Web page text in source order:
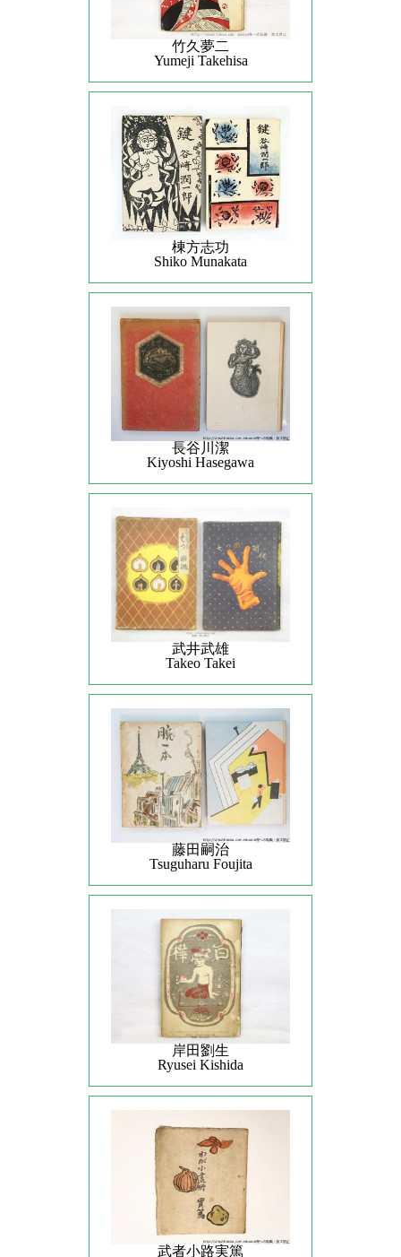
竹久夢二
Yumeji Takehisa
棟方志功
Shiko Munakata
長谷川潔
Kiyoshi Hasegawa
武井武雄
Takeo Takei
藤田嗣治
Tsuguharu Foujita
岸田劉生
Ryusei Kishida
武者小路実篤